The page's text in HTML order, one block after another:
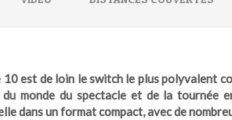
10 est de loin le switch le plus polyvalent
du monde du spectacle et de la tournée
dans un format compact, avec de